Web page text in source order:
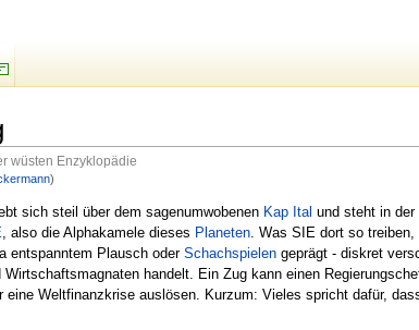
wüsten Enzyklopädie
)
sich steil über dem sagenumwobenen Kap Ital und steht in
, also die Alphakamele dieses Planeten . Was SIE dort so
entspanntem Plausch oder Schachspielen geprägt - diskret
handelt. Ein Zug kann einen
eine Weltfinanzkrise auslösen. Kurzum: Vieles spricht dafür,